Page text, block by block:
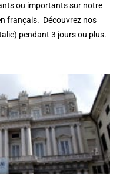
ou importants sur notre
français. Découvrez nos
pendant 3 jours ou plus.